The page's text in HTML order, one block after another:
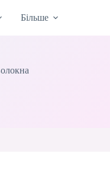
Більше